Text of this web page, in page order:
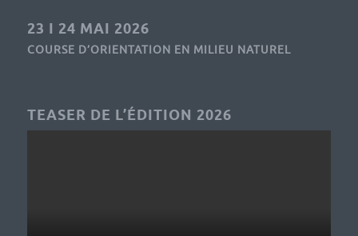
23 I 24 MAI 2026
COURSE D’ORIENTATION EN MILIEU NATUREL
TEASER DE L’ÉDITION 2026